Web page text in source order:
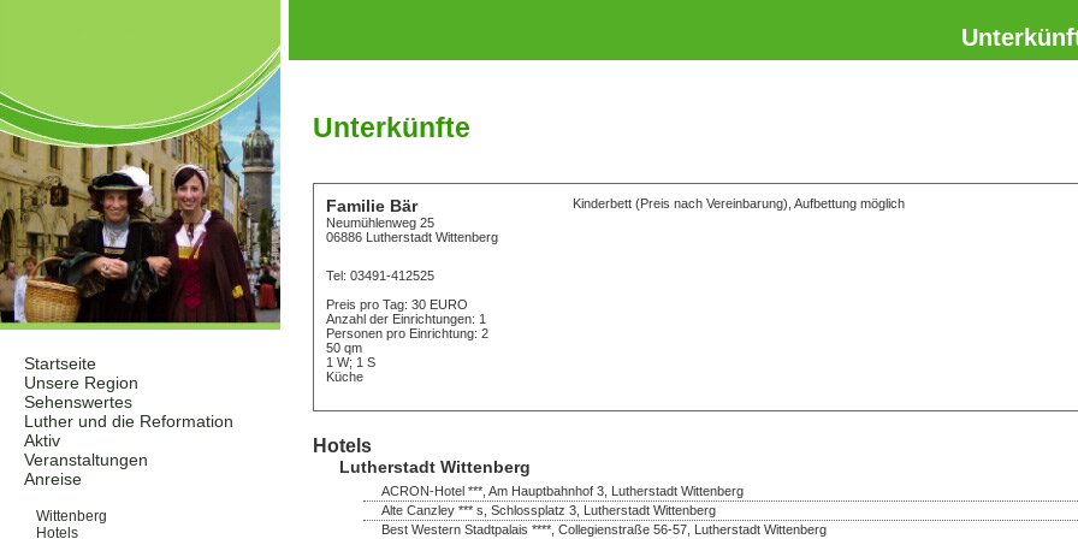
Startseite
Unsere Region
Sehenswertes
Luther und die Reformation
Aktiv
Veranstaltungen
Anreise
Wittenberg
Hotels
Unterkünfte
Familie Bär
Neumühlenweg 25
06886 Lutherstadt Wittenberg
Kinderbett (Preis nach Vereinbarung), Aufbettung möglich
Tel: 03491-412525
Preis pro Tag: 30 EURO
Anzahl der Einrichtungen: 1
Personen pro Einrichtung: 2
50 qm
1 W; 1 S
Küche
Hotels
Lutherstadt Wittenberg
ACRON-Hotel ***, Am Hauptbahnhof 3, Lutherstadt Wittenberg
Alte Canzley *** s, Schlossplatz 3, Lutherstadt Wittenberg
Best Western Stadtpalais ****, Collegienstraße 56-57, Lutherstadt Wittenberg